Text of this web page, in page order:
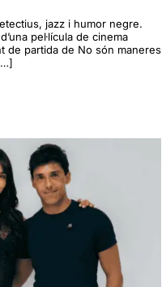
jazz i humor negre.
pel·lícula de cinema
de partida de No són maneres